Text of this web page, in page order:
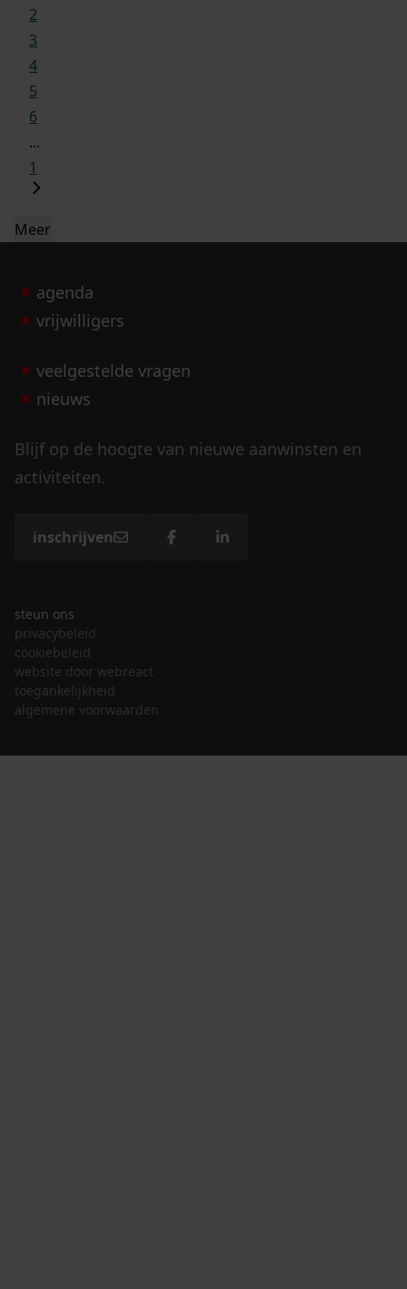
2
3
4
5
6
...
1
Meer
agenda
vrijwilligers
veelgestelde vragen
nieuws
Blijf op de hoogte van nieuwe aanwinsten en
activiteiten.
inschrijven
steun ons
privacybeleid
cookiebeleid
website door webreact
toegankelijkheid
algemene voorwaarden